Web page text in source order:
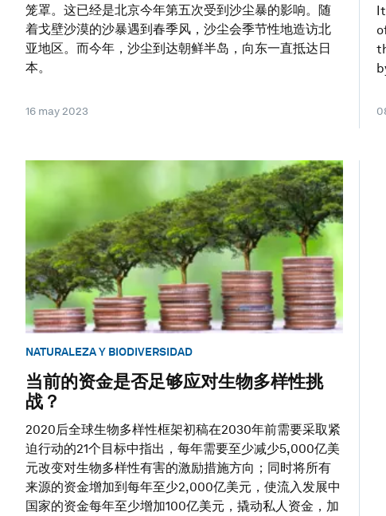
笼罩。这已经是北京今年第五次受到沙尘暴的影响。随
着戈壁沙漠的沙暴遇到春季风，沙尘会季节性地造访北
亚地区。而今年，沙尘到达朝鲜半岛，向东一直抵达日
本。
16 may 2023
NATURALEZA Y BIODIVERSIDAD
当前的资金是否足够应对生物多样性挑
战？
2020后全球生物多样性框架初稿在2030年前需要采取紧
迫行动的21个目标中指出，每年需要至少减少5,000亿美
元改变对生物多样性有害的激励措施方向；同时将所有
来源的资金增加到每年至少2,000亿美元，使流入发展中
国家的资金每年至少增加100亿美元，撬动私人资金，加